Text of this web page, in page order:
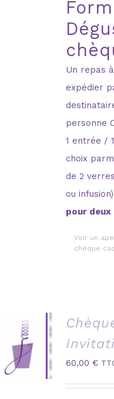
Un repas
expédier
personne
1 entrée /
choix
de 2
ou
pour deux
Voir un
chèque
VOIR LA
CARTE
60,00 €